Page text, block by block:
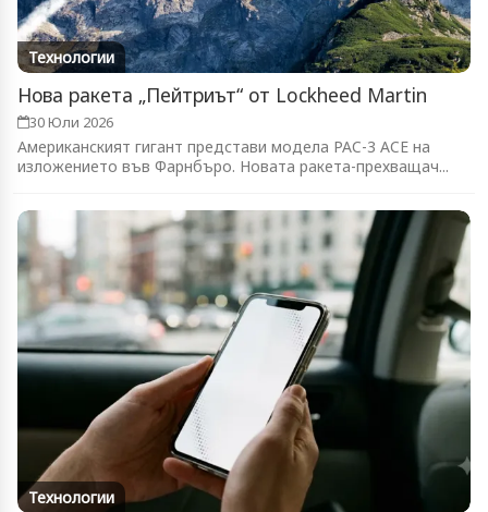
Технологии
Нова ракета „Пейтриът“ от Lockheed Martin
30 Юли 2026
Американският гигант представи модела PAC-3 ACE на
изложението във Фарнбъро. Новата ракета-прехващач...
Технологии